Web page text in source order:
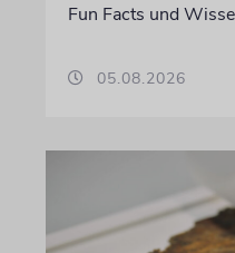
Fun Facts und
05.08.2026